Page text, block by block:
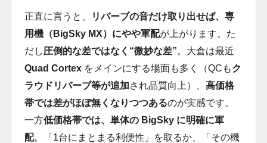
正直に言うと、
リバーブの音だけ取り出せば、専
用機（BigSky MX）にやや軍配が上がります。た
だし圧倒的な差ではなく“微妙な差”。大倉は最近
Quad Cortexをメインにする場面も多く（QCもク
ラウドリバーブ等が追加され品質向上）、 高価格
帯では差がほぼ無くなりつつあるのが実感です。
一方低価格帯では、単体の BigSky に明確に軍
配。「1台にまとまる利便性」を取るか、「その機